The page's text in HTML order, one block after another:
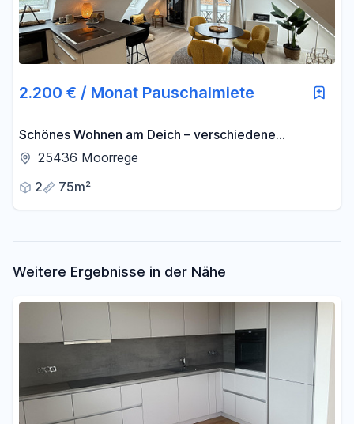
2.200 € / Monat Pauschalmiete
Schönes Wohnen am Deich – verschiedene
vollmöblierte Apartments nahe Hamburg!
25436 Moorrege
2
75m²
Weitere Ergebnisse in der Nähe